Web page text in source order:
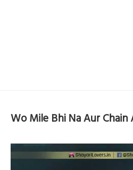
Wo Mile Bhi Na Aur Chain